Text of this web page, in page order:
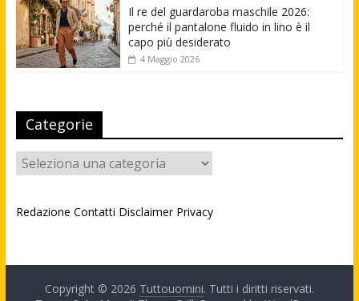
Il re del guardaroba maschile 2026:
perché il pantalone fluido in lino è il
capo più desiderato
4 Maggio 2026
Categorie
Categorie
Redazione Contatti Disclaimer Privacy
Copyright © 2026 Tuttouomini. Tutti i diritti riservati.